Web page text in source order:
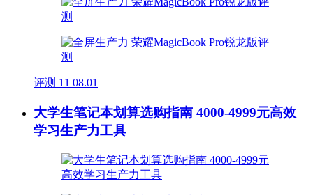
评测 11 08.01
大学生笔记本划算选购指南 4000-4999元高效
学习生产力工具